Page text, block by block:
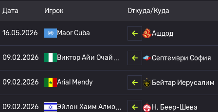
Дата Игрок Откуда/Куда
16.05.2026 Maor Cuba Ашдод
09.02.2026 Виктор Айи Очай Септември София
09.02.2026 Arial Mendy Бейтар Иерусалим
09.02.2026 Эйлон Хаим Алмо H. Беер-Шева